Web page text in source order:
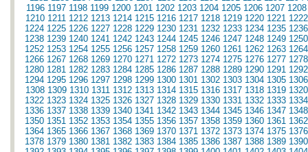
1196 1197 1198 1199 1200 1201 1202 1203 1204 1205 1206 1207 1208
1210 1211 1212 1213 1214 1215 1216 1217 1218 1219 1220 1221 1222
1224 1225 1226 1227 1228 1229 1230 1231 1232 1233 1234 1235 1236
1238 1239 1240 1241 1242 1243 1244 1245 1246 1247 1248 1249 1250
1252 1253 1254 1255 1256 1257 1258 1259 1260 1261 1262 1263 1264
1266 1267 1268 1269 1270 1271 1272 1273 1274 1275 1276 1277 1278
1280 1281 1282 1283 1284 1285 1286 1287 1288 1289 1290 1291 1292
1294 1295 1296 1297 1298 1299 1300 1301 1302 1303 1304 1305 1306
1308 1309 1310 1311 1312 1313 1314 1315 1316 1317 1318 1319 1320
1322 1323 1324 1325 1326 1327 1328 1329 1330 1331 1332 1333 1334
1336 1337 1338 1339 1340 1341 1342 1343 1344 1345 1346 1347 1348
1350 1351 1352 1353 1354 1355 1356 1357 1358 1359 1360 1361 1362
1364 1365 1366 1367 1368 1369 1370 1371 1372 1373 1374 1375 1376
1378 1379 1380 1381 1382 1383 1384 1385 1386 1387 1388 1389 1390